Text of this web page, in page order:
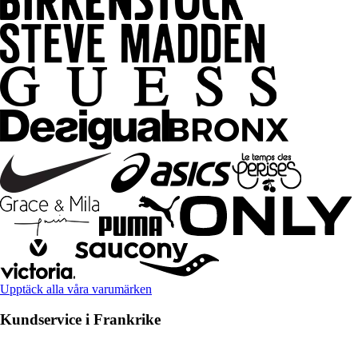
Upptäck alla våra varumärken
Kundservice i Frankrike